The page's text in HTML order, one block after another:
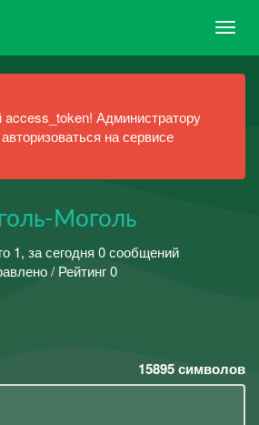
Администратору
на сервисе
Моголь
1, за сегодня 0 сообщений
/ Рейтинг 0
15895символов